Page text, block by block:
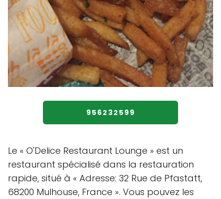
956232599
Le « O'Delice Restaurant Lounge » est un
restaurant spécialisé dans la restauration
rapide, situé à « Adresse: 32 Rue de Pfastatt,
68200 Mulhouse, France ». Vous pouvez les